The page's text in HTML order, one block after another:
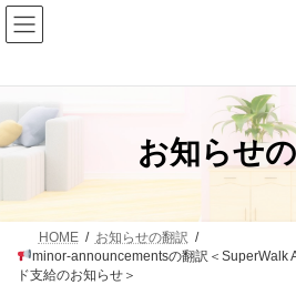
コ
ン
テ
ツ
ス
キ
ナ
ビ
ゲ
シ
ン
に
お知らせ
HOME
お知らせの翻訳
minor-announcementsの翻訳＜SuperWalk
ド支給のお知らせ＞